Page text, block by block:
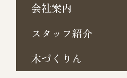
会社案内
スタッフ紹介
木づくりん